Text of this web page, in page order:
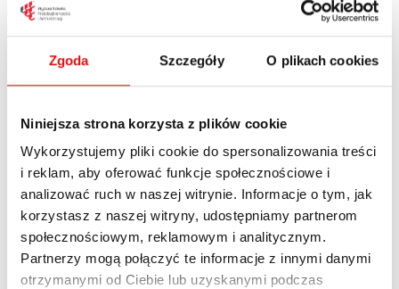
Zgoda Szczegóły O plikach cookies
Niniejsza strona korzysta z plików cookie
Wykorzystujemy pliki cookie do spersonalizowania treści
i reklam, aby oferować funkcje społecznościowe i
analizować ruch w naszej witrynie. Informacje o tym, jak
korzystasz z naszej witryny, udostępniamy partnerom
społecznościowym, reklamowym i analitycznym.
Partnerzy mogą połączyć te informacje z innymi danymi
otrzymanymi od Ciebie lub uzyskanymi podczas
Bohatera®.
przyjrzenia się temu, co buduje poczucie sensu
w życiu zawodowym.Omówimy kluczowe
czynniki wpływające na zadowolenie z
spełnienia i dobrostanu.
Wykorzystując strukturę narzędzia jakim jest
Podróż Bohatera® będziesz mieć okazję, nie
tylko poznać etapy pracy z klientem w
obszarze job coachingu, ale również
doświadczyć tej gry na sobie i przejść ją z